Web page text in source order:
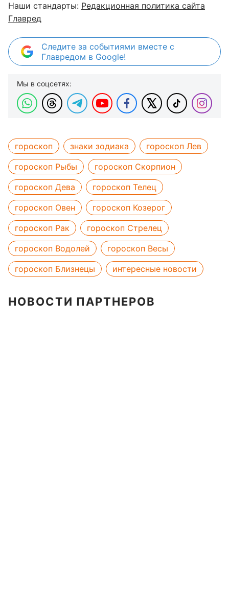
Наши стандарты: Редакционная политика сайта
Главред
Следите за событиями вместе с
Главредом в Google!
Мы в соцсетях:
гороскоп знаки зодиака
гороскоп Лев
гороскоп Рыбы
гороскоп Скорпион
гороскоп Дева
гороскоп Телец
гороскоп Овен
гороскоп Козерог
гороскоп Рак
гороскоп Стрелец
гороскоп Водолей
гороскоп Весы
гороскоп Близнецы
интересные новости
НОВОСТИ ПАРТНЕРОВ